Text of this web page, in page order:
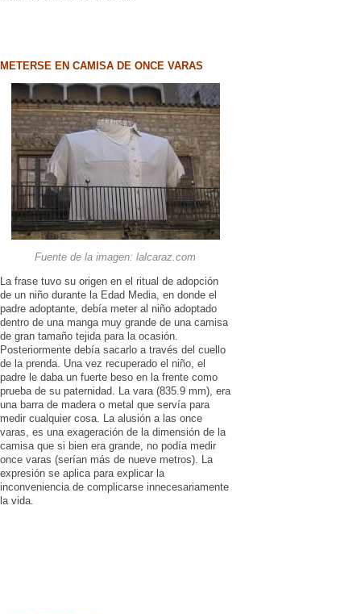
METERSE EN CAMISA DE ONCE VARAS
Fuente de la imagen: lalcaraz.com
La frase tuvo su origen en el ritual de adopción
de un niño durante la Edad Media, en donde el
padre adoptante, debía meter al niño adoptado
dentro de una manga muy grande de una camisa
de gran tamaño tejida para la ocasión.
Posteriormente debía sacarlo a través del cuello
de la prenda. Una vez recuperado el niño, el
padre le daba un fuerte beso en la frente como
prueba de su paternidad. La vara (835.9 mm), era
una barra de madera o metal que servía para
medir cualquier cosa. La alusión a las once
varas, es una exageración de la dimensión de la
camisa que si bien era grande, no podía medir
once varas (serían más de nueve metros). La
expresión se aplica para explicar la
inconveniencia de complicarse innecesariamente
la vida.